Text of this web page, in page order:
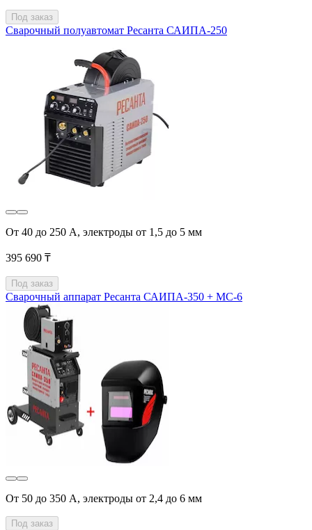
Под заказ
Сварочный полуавтомат Ресанта САИПА-250
От 40 до 250 А, электроды от 1,5 до 5 мм
395 690 ₸
Под заказ
Сварочный аппарат Ресанта САИПА-350 + МС-6
От 50 до 350 А, электроды от 2,4 до 6 мм
Под заказ